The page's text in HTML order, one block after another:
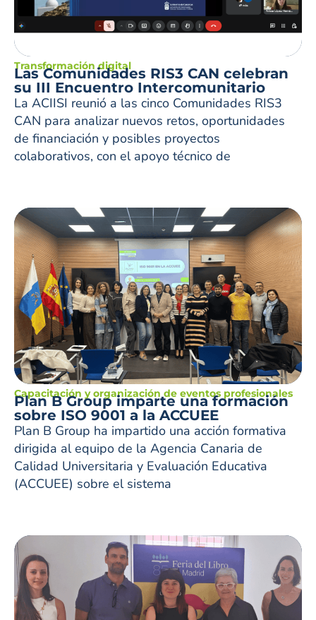
Transformación digital
Las Comunidades RIS3 CAN celebran
su III Encuentro Intercomunitario
La ACIISI reunió a las cinco Comunidades RIS3
CAN para analizar nuevos retos, oportunidades
de financiación y posibles proyectos
colaborativos, con el apoyo técnico de
Capacitación y organización de eventos profesionales
Plan B Group imparte una formación
sobre ISO 9001 a la ACCUEE
Plan B Group ha impartido una acción formativa
dirigida al equipo de la Agencia Canaria de
Calidad Universitaria y Evaluación Educativa
(ACCUEE) sobre el sistema